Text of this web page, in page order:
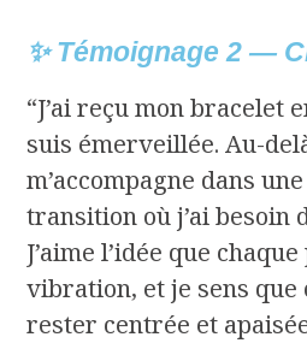
✨ Témoignage 2 —
“J’ai reçu mon bracelet
suis émerveillée. Au-
m’accompagne dans
transition où j’ai besoin
J’aime l’idée que
vibration, et je sens que
rester centrée et